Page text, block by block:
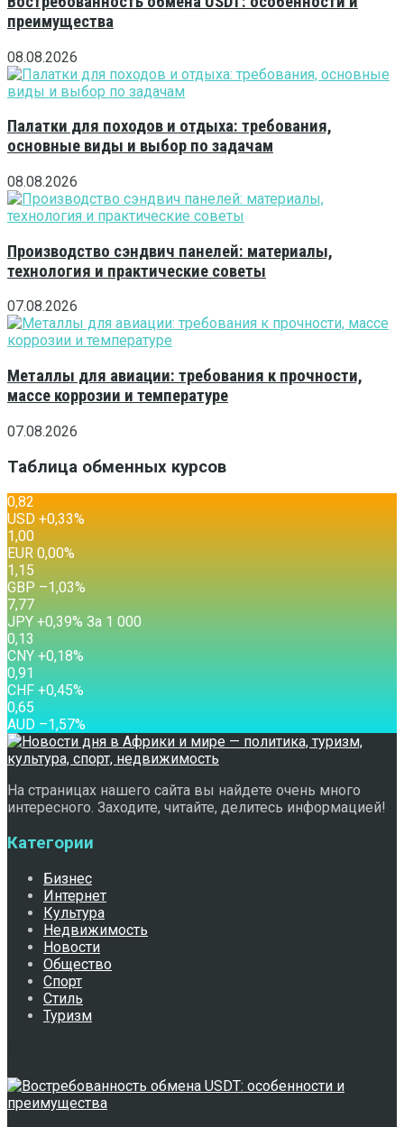
преимущества
08.08.2026
Палатки для походов и отдыха: требования,
основные виды и выбор по задачам
08.08.2026
Производство сэндвич панелей: материалы,
технология и практические советы
07.08.2026
Металлы для авиации: требования к прочности,
массе коррозии и температуре
07.08.2026
Таблица обменных курсов
0,82
USD +0,33%
1,00
EUR 0,00%
1,15
GBP –1,03%
7,77
JPY +0,39% За 1 000
0,13
CNY +0,18%
0,91
CHF +0,45%
0,65
AUD –1,57%
На страницах нашего сайта вы найдете очень много
интересного. Заходите, читайте, делитесь информацией!
Категории
Бизнес
Интернет
Культура
Недвижимость
Новости
Общество
Спорт
Стиль
Туризм